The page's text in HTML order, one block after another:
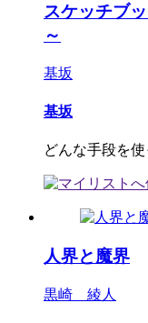
スケッチブ
～
基坂
基坂
どんな手段を
人界と魔界
黒崎 綾人